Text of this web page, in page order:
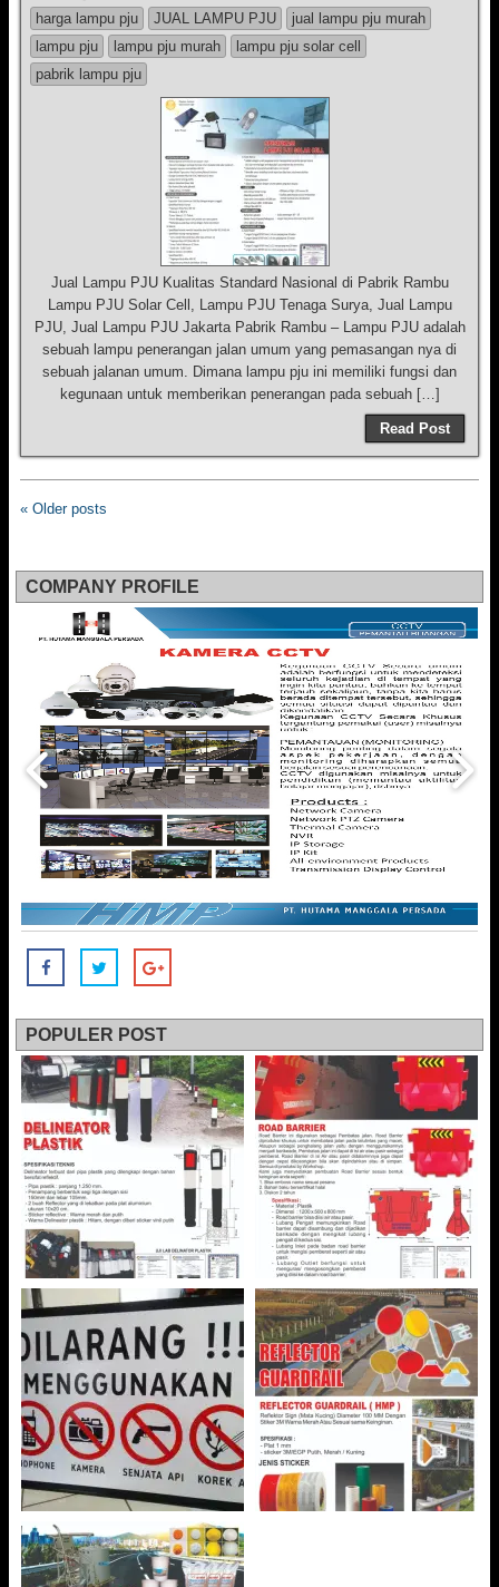
harga lampu pju JUAL LAMPU PJU
jual lampu pju murah
lampu pju
lampu pju murah
lampu pju solar cell
pabrik lampu pju
Jual Lampu PJU Kualitas Standard Nasional di Pabrik Rambu
Lampu PJU Solar Cell, Lampu PJU Tenaga Surya, Jual Lampu
PJU, Jual Lampu PJU Jakarta Pabrik Rambu – Lampu PJU adalah
sebuah lampu penerangan jalan umum yang pemasangan nya di
sebuah jalanan umum. Dimana lampu pju ini memiliki fungsi dan
kegunaan untuk memberikan penerangan pada sebuah […]
Read Post
« Older posts
COMPANY PROFILE
POPULER POST